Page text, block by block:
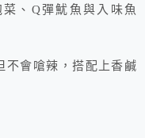
、Q彈魷魚與入味魚
不會嗆辣，搭配上香鹹